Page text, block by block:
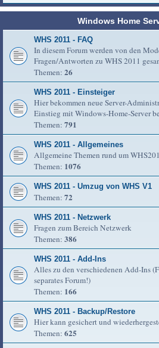
Windows Home
WHS 2011 - FAQ
In diesem Forum werden von den
Fragen/Antworten zu WHS 2011
Themen: 26
WHS 2011 - Einsteiger
Hier bekommen neue Server-
Einstieg mit Windows-Home-Server
Themen: 791
WHS 2011 - Allgemeines
Allgemeine Themen rund um
Themen: 1076
WHS 2011 - Umzug von WHS V1
Themen: 72
WHS 2011 - Netzwerk
Fragen zum Bereich Netzwerk
Themen: 386
WHS 2011 - Add-Ins
Alles zu den verschiedenen Add-Ins
separates Forum!)
Themen: 166
WHS 2011 - Backup/Restore
Hier kann gesichert und
Themen: 625